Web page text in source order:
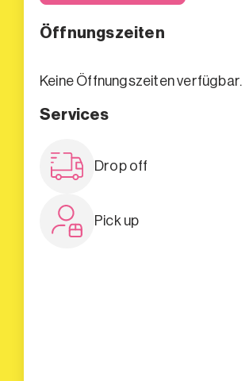
Öffnungszeiten
Keine Öffnungszeiten verfügbar.
Services
Drop off
Pick up